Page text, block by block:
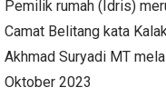
Pemilik rumah (Idris)
Camat Belitang kata
Akhmad Suryadi MT
Oktober 2023